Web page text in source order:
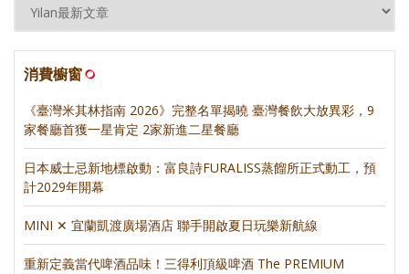
消費櫥窗
《臺灣米其林指南 2026》完整名單揭曉 臺灣餐飲大放異彩，9
家餐廳首獲一星肯定 2家新進二星餐廳
日本威士忌新地標啟動：富良詩FURALISS蒸餾所正式動工，預
計2029年開幕
MINI ✕ 宜蘭凱渡廣場酒店 聯手開啟夏日玩樂新航線
重新定義當代啤酒品味！三得利頂級啤酒 The PREMIUM